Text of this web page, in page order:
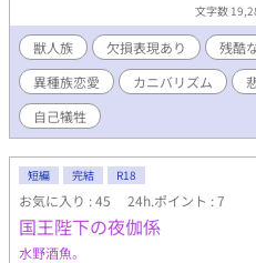
文字数
獣人族 欠損表現あり 残酷
異種族恋愛
カニバリズム
自己犠牲
短編 完結 R18
お気に入り : 45 24h.ポイント : 7
国王陛下の夜伽係
水野酒魚。